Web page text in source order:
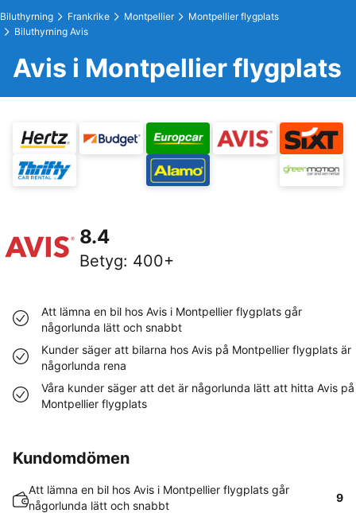
Biluthyrning Frankrike Montpellier
Montpellier flygplats
Biluthyrning Avis
Avis i Montpellier flygplats
8.4
Betyg: 400+
Att lämna en bil hos Avis i Montpellier flygplats går
någorlunda lätt och snabbt
Kunder säger att bilarna hos Avis på Montpellier flygplats är
någorlunda rena
Våra kunder säger att det är någorlunda lätt att hitta Avis på
Montpellier flygplats
Kundomdömen
Att lämna en bil hos Avis i Montpellier flygplats går
någorlunda lätt och snabbt
9